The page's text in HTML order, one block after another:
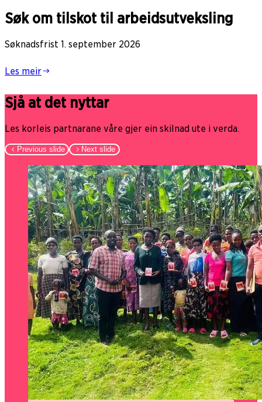
Søk om tilskot til arbeidsutveksling
Søknadsfrist 1. september 2026
Les meir
Sjå at det nyttar
Les korleis partnarane våre gjer ein skilnad ute i verda.
Previous slide Next slide